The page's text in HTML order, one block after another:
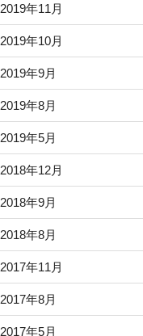
2019年11月
2019年10月
2019年9月
2019年8月
2019年5月
2018年12月
2018年9月
2018年8月
2017年11月
2017年8月
2017年5月